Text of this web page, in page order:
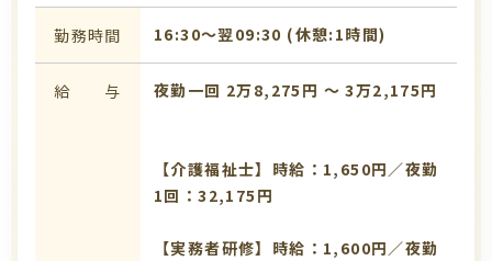
勤務時間 16:30〜翌09:30 (休憩:1時間)
給 与 夜勤一回 2万8,275円 〜 3万2,175円
【介護福祉士】時給：1,650円／夜勤
1回：32,175円
【実務者研修】時給：1,600円／夜勤